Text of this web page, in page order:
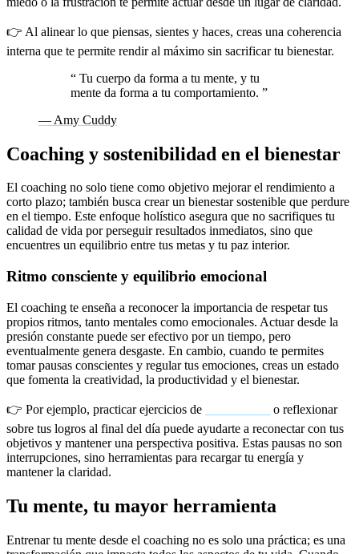
👉 Al alinear lo que piensas, sientes y haces, creas una coherencia
interna que te permite rendir al máximo sin sacrificar tu bienestar.
“ Tu cuerpo da forma a tu mente, y tu
mente da forma a tu comportamiento. ”
— Amy Cuddy
Coaching y sostenibilidad en el bienestar
El coaching no solo tiene como objetivo mejorar el rendimiento a
corto plazo; también busca crear un bienestar sostenible que perdure
en el tiempo. Este enfoque holístico asegura que no sacrifiques tu
calidad de vida por perseguir resultados inmediatos, sino que
encuentres un equilibrio entre tus metas y tu paz interior.
Ritmo consciente y equilibrio emocional
El coaching te enseña a reconocer la importancia de respetar tus
propios ritmos, tanto mentales como emocionales. Actuar desde la
presión constante puede ser efectivo por un tiempo, pero
eventualmente genera desgaste. En cambio, cuando te permites
tomar pausas conscientes y regular tus emociones, creas un estado
que fomenta la creatividad, la productividad y el bienestar.
👉 Por ejemplo, practicar ejercicios de
o reflexionar
sobre tus logros al final del día puede ayudarte a reconectar con tus
objetivos y mantener una perspectiva positiva. Estas pausas no son
interrupciones, sino herramientas para recargar tu energía y
mantener la claridad.
Tu mente, tu mayor herramienta
Entrenar tu mente desde el coaching no es solo una práctica; es una